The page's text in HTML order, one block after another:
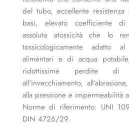
del tubo, eccellente
basi, elevato coefficiente di
assoluta atossicità che lo
tossicologicamente adatto
alimentari e di acqua
ridottissime perdite di
all'invecchiamento,
alla pressione e impermeabilità
Norme di riferimento: UNI
DIN 4726/29.